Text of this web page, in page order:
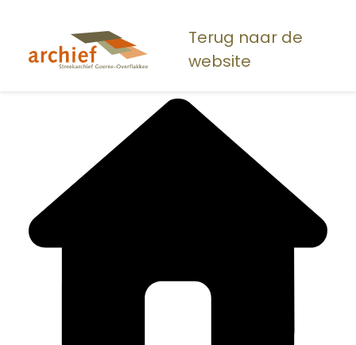
naar
Terug naar de
website